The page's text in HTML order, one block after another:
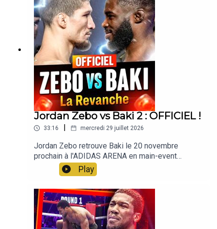
https://www.nutripure.fr/fr/
Jordan Zebo vs Baki 2 : OFFICIEL !
33:16 | mercredi 29 juillet 2026
Jordan Zebo retrouve Baki le 20 novembre
prochain à l'ADIDAS ARENA en main-event
d'ARES 45, -15% sur vos places via notre lien💪
Nutripure -10% avec le code lasueur sur la 1ere
commande ET -10% cagnottés pour la deuxième,
pour des compléments made in France
https://www.nutripure.fr/fr/
Play